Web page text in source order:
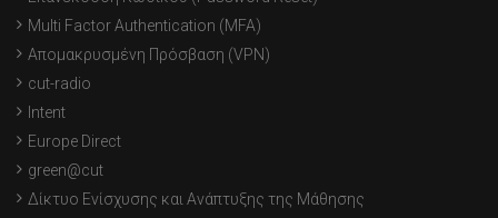
Multi Factor Authentication (MFA)
Απομακρυσμένη Πρόσβαση (VPN)
cut-radio
Intent
Europe Direct
green@cut
Δίκτυο Ενίσχυσης και Ανάπτυξης της Μάθησης